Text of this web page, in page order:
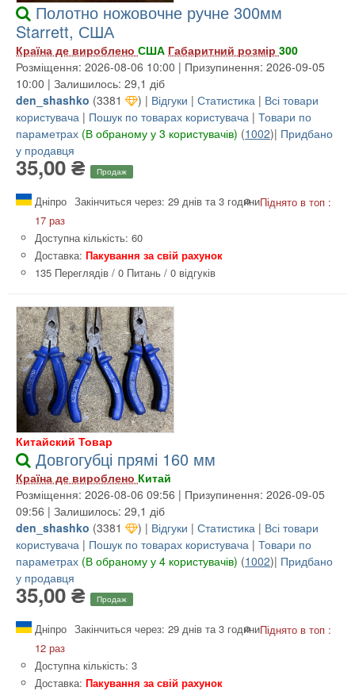
Полотно ножовочне ручне 300мм
Starrett, США
Країна де вироблено США Габаритний розмір 300
Розміщення: 2026-08-06 10:00 | Призупинення: 2026-09-05
10:00 | Залишилось: 29,1 діб
den_shashko (3381 ) | Відгуки | Статистика | Всі товари
користувача | Пошук по товарах користувача | Товари по
параметрах (В обраному у 3 користувачів) (1002)| Придбано
у продавця
35,00 ₴ Продаж
Дніпро Закінчиться через: 29 днів та 3 годиниПіднято в топ :
17 раз
Доступна кількість: 60
Доставка: Пакування за свій рахунок
135 Переглядів / 0 Питань / 0 відгуків
Китайский Товар
Довгогубці прямі 160 мм
Країна де вироблено Китай
Розміщення: 2026-08-06 09:56 | Призупинення: 2026-09-05
09:56 | Залишилось: 29,1 діб
den_shashko (3381 ) | Відгуки | Статистика | Всі товари
користувача | Пошук по товарах користувача | Товари по
параметрах (В обраному у 4 користувачів) (1002)| Придбано
у продавця
35,00 ₴ Продаж
Дніпро Закінчиться через: 29 днів та 3 годиниПіднято в топ :
12 раз
Доступна кількість: 3
Доставка: Пакування за свій рахунок